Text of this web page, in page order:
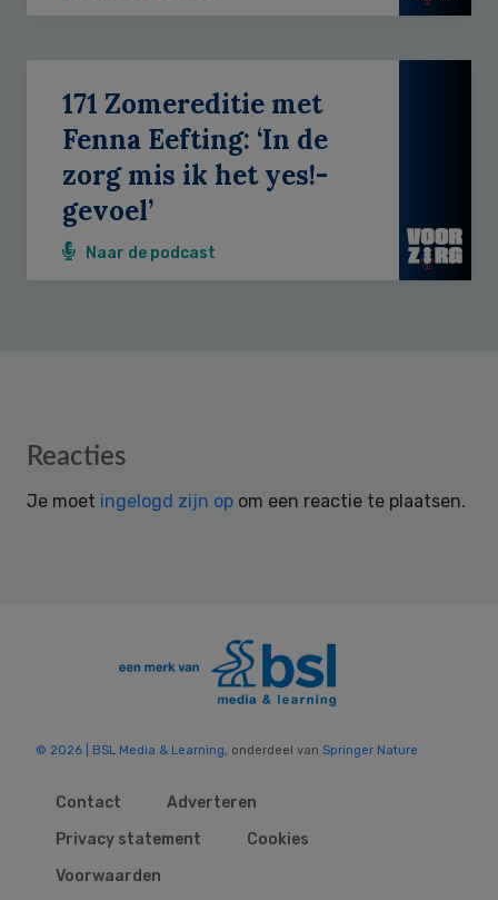
171 Zomereditie met
Fenna Eefting: ‘In de
zorg mis ik het yes!-
gevoel’
Naar de podcast
Reader
Reacties
Je moet ingelogd zijn op om een reactie te plaatsen.
© 2026 | BSL Media & Learning, onderdeel van Springer Nature
Contact
Adverteren
Privacy statement
Cookies
Voorwaarden